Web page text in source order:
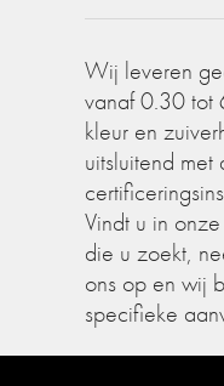
Wij leveren
vanaf 0.30 tot
kleur en
uitsluitend
Vindt u in onze
die u zoekt,
ons op en wij
specifieke